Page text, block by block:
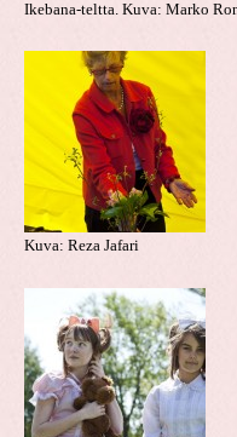
Ikebana-teltta. Kuva: Marko
Kuva: Reza Jafari